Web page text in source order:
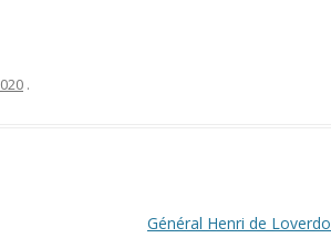
.
Général Henri de Loverdo